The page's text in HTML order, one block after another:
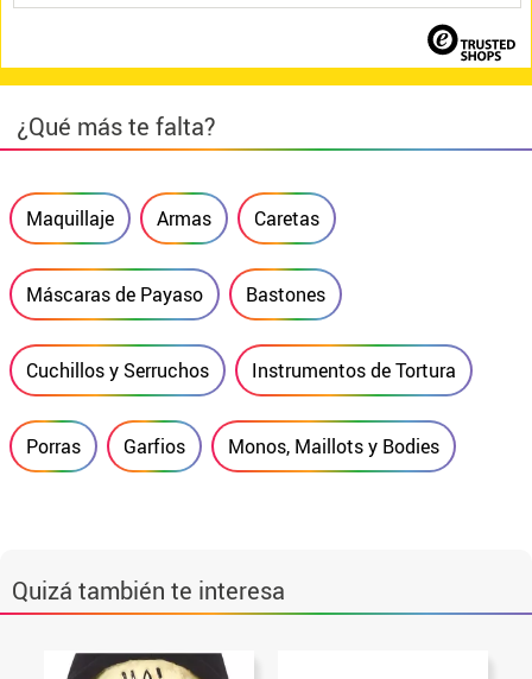
¿Qué más te falta?
Maquillaje Armas Caretas
Máscaras de Payaso Bastones
Cuchillos y Serruchos Instrumentos de Tortura
Porras Garfios Monos, Maillots y Bodies
Quizá también te interesa